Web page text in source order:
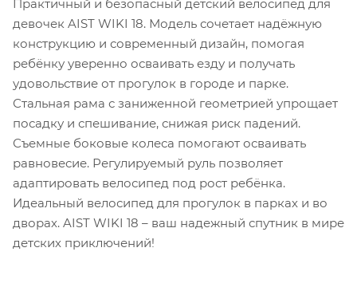
Практичный и безопасный детский велосипед для
девочек AIST WIKI 18. Модель сочетает надёжную
конструкцию и современный дизайн, помогая
ребёнку уверенно осваивать езду и получать
удовольствие от прогулок в городе и парке.
Стальная рама с заниженной геометрией упрощает
посадку и спешивание, снижая риск падений.
Съемные боковые колеса помогают осваивать
равновесие. Регулируемый руль позволяет
адаптировать велосипед под рост ребёнка.
Идеальный велосипед для прогулок в парках и во
дворах. AIST WIKI 18 – ваш надежный спутник в мире
детских приключений!